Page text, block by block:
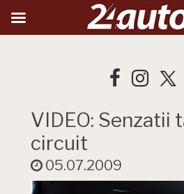
VIDEO: Senzatii
circuit
05.07.2009